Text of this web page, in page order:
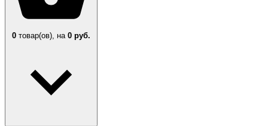
0 товар(ов), на 0 руб.